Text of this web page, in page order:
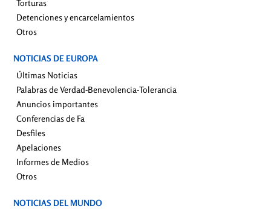
Torturas
Detenciones y encarcelamientos
Otros
NOTICIAS DE EUROPA
Últimas Noticias
Palabras de Verdad-Benevolencia-Tolerancia
Anuncios importantes
Conferencias de Fa
Desfiles
Apelaciones
Informes de Medios
Otros
NOTICIAS DEL MUNDO